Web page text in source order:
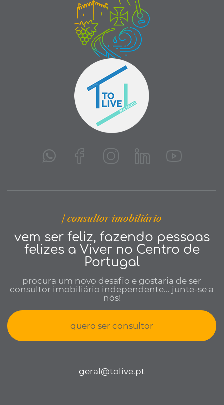
| consultor imobiliário
vem ser feliz, fazendo pessoas
felizes a Viver no Centro de
Portugal
procura um novo desafio e gostaria de ser
consultor imobiliário independente... junte-se a
nós!
quero ser consultor
geral@tolive.pt